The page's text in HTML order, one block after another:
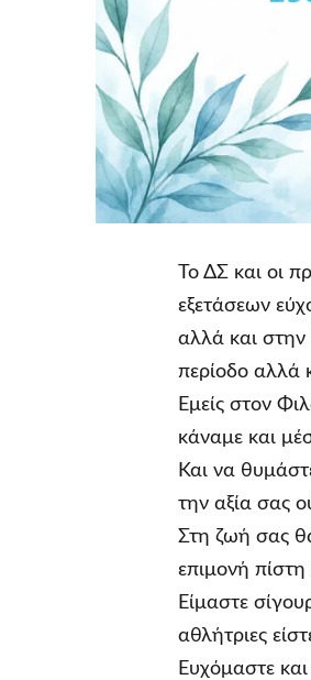
Το ΔΣ και οι
εξετάσεων
αλλά και
περίοδο αλλά
Εμείς στον
κάναμε και
Και να
την αξία σας
Στη ζωή σας
επιμονή
Είμαστε
αθλήτριες
Ευχόμαστε